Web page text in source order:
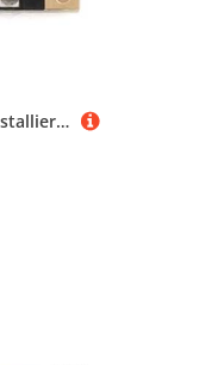
Azxcvbnm Einfach Zu Installierender XL74610 Ideals Diodenmodul LM74610 Chip Für Die Energieverwaltung In Ladegeräten